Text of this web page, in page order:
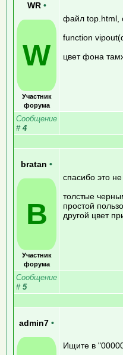
WR •
W
Участник
форума
файл top.html,
function
цвет фона
Сообщение
# 4
bratan •
B
Участник
форума
спасибо это не
толстые
простой
другой цвет
Сообщение
# 5
admin7 •
Ищите в